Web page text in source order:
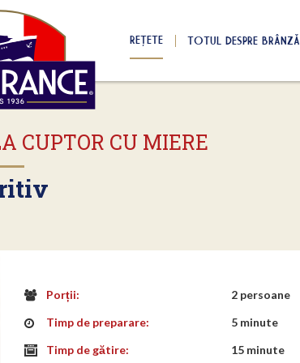
REȚETE TOTUL DESPRE BRÂNZĂ
CUPTOR CU MIERE
Porții:
2 persoane
Timp de preparare:
5 minute
Timp de gătire:
15 minute